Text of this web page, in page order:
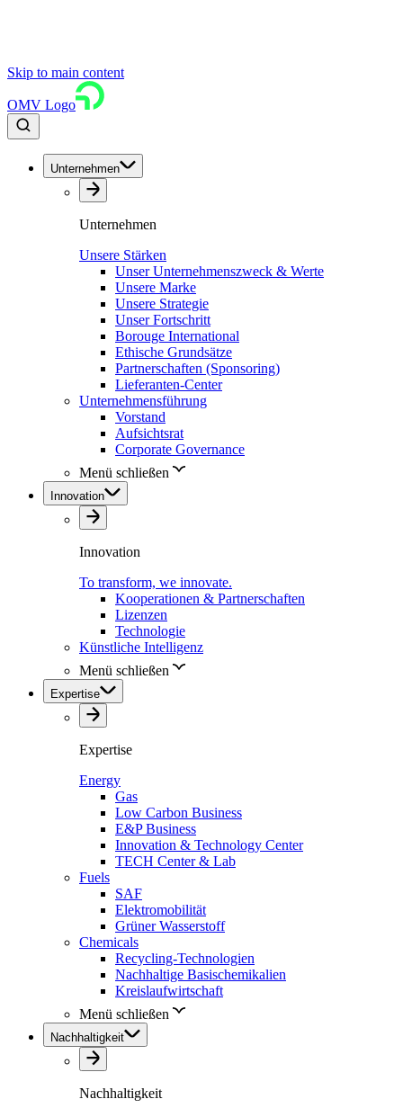
Skip to main content
OMV Logo
Unternehmen
Unternehmen
Unsere Stärken
Unser Unternehmenszweck & Werte
Unsere Marke
Unsere Strategie
Unser Fortschritt
Borouge International
Ethische Grundsätze
Partnerschaften (Sponsoring)
Lieferanten-Center
Unternehmensführung
Vorstand
Aufsichtsrat
Corporate Governance
Menü schließen
Innovation
Innovation
To transform, we innovate.
Kooperationen & Partnerschaften
Lizenzen
Technologie
Künstliche Intelligenz
Menü schließen
Expertise
Expertise
Energy
Gas
Low Carbon Business
E&P Business
Innovation & Technology Center
TECH Center & Lab
Fuels
SAF
Elektromobilität
Grüner Wasserstoff
Chemicals
Recycling-Technologien
Nachhaltige Basischemikalien
Kreislaufwirtschaft
Menü schließen
Nachhaltigkeit
Nachhaltigkeit